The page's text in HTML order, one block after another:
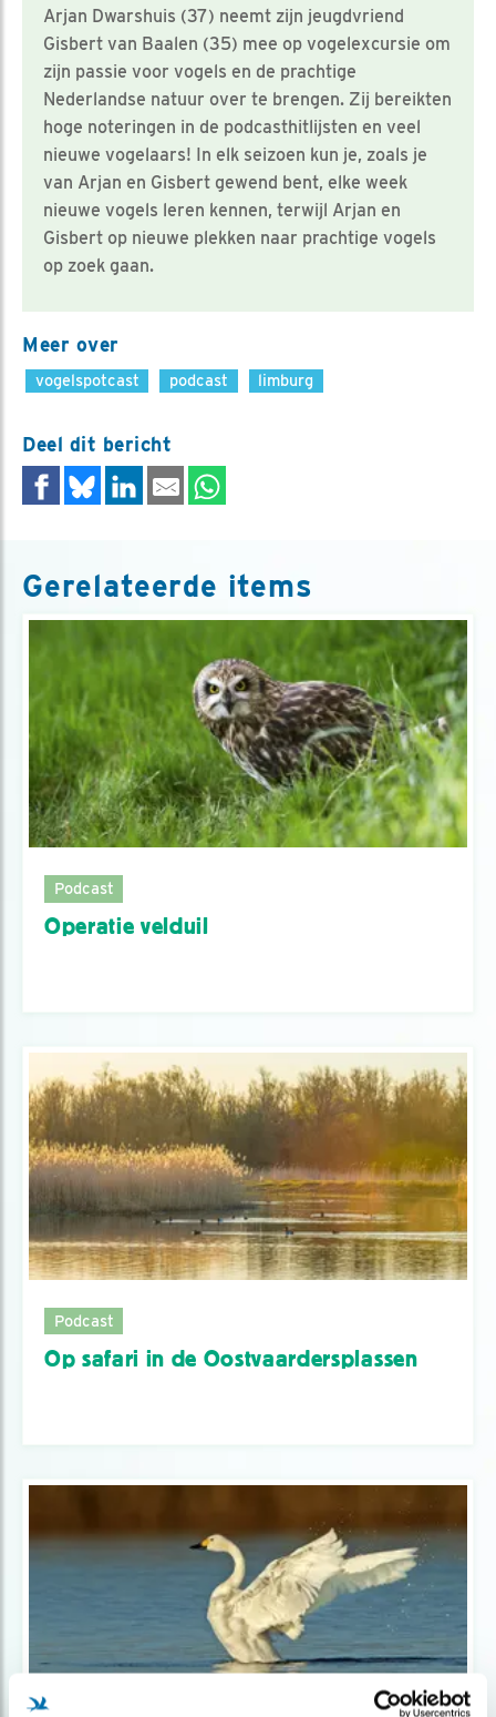
Arjan Dwarshuis (37) neemt zijn jeugdvriend
Gisbert van Baalen (35) mee op vogelexcursie om
zijn passie voor vogels en de prachtige
Nederlandse natuur over te brengen. Zij bereikten
hoge noteringen in de podcasthitlijsten en veel
nieuwe vogelaars! In elk seizoen kun je, zoals je
van Arjan en Gisbert gewend bent, elke week
nieuwe vogels leren kennen, terwijl Arjan en
Gisbert op nieuwe plekken naar prachtige vogels
op zoek gaan.
Meer over
vogelspotcast podcast limburg
Deel dit bericht
Gerelateerde items
Podcast
Operatie velduil
Podcast
Op safari in de Oostvaardersplassen